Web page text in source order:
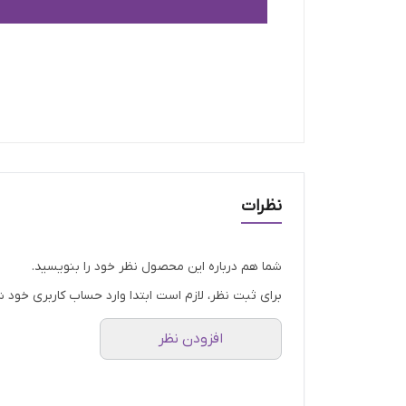
نظرات
شما هم درباره این محصول نظر خود را بنویسید.
برای ثبت نظر، لازم است ابتدا وارد حساب کاربری خود
افزودن نظر